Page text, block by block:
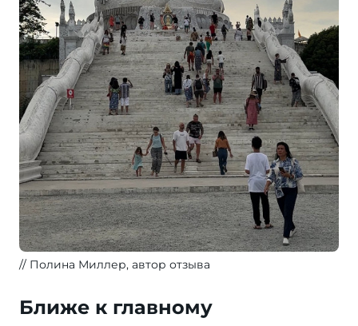
Полина Миллер, автор отзыва
Ближе к главному